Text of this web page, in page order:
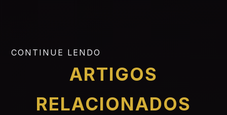
CONTINUE LENDO
ARTIGOS
RELACIONADOS